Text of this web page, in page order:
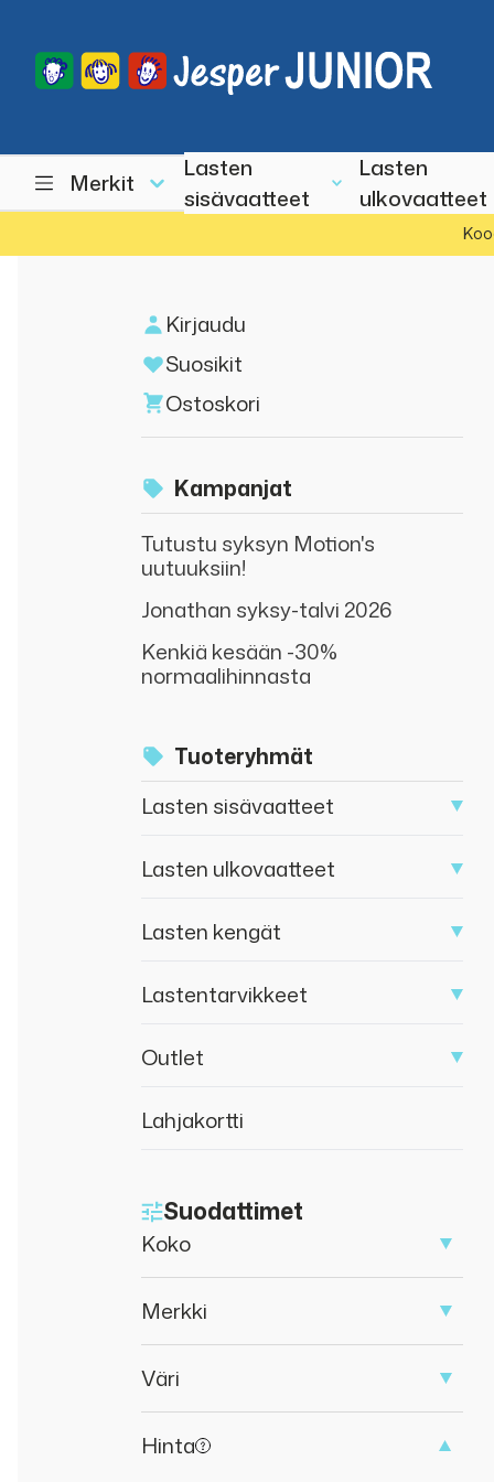
Merkit
Lasten
sisävaatteet
Lasten
ulkovaatteet
Kirjaudu
Suosikit
Ostoskori
Kampanjat
Tutustu syksyn Motion's
uutuuksiin!
Jonathan syksy-talvi 2026
Kenkiä kesään -30%
normaalihinnasta
Tuoteryhmät
Lasten sisävaatteet
Lasten ulkovaatteet
Lasten kengät
Lastentarvikkeet
Outlet
Lahjakortti
Suodattimet
Koko
Merkki
Väri
Hinta